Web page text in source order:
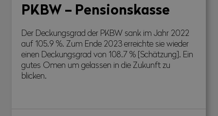
PKBW – Pensionskasse
Der Deckungsgrad der PKBW sank im Jahr 2022
auf 105.9 %. Zum Ende 2023 erreichte sie wieder
einen Deckungsgrad von 108.7 % [Schätzung]. Ein
gutes Omen um gelassen in die Zukunft zu
blicken.